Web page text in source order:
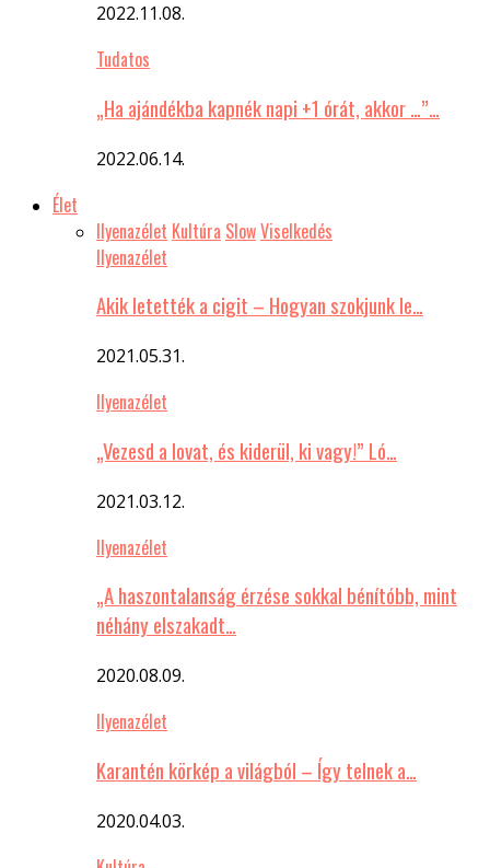
2022.11.08.
Tudatos
„Ha ajándékba kapnék napi +1 órát, akkor …”…
2022.06.14.
Élet
Ilyenazélet Kultúra SlowViselkedés
Ilyenazélet
Akik letették a cigit – Hogyan szokjunk le…
2021.05.31.
Ilyenazélet
„Vezesd a lovat, és kiderül, ki vagy!” Ló…
2021.03.12.
Ilyenazélet
„A haszontalanság érzése sokkal bénítóbb, mint
néhány elszakadt…
2020.08.09.
Ilyenazélet
Karantén körkép a világból – Így telnek a…
2020.04.03.